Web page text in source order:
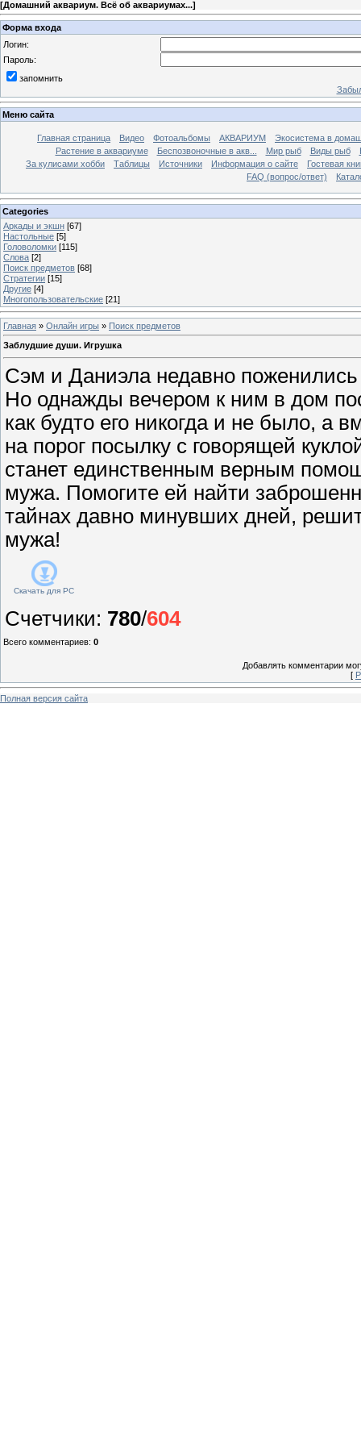
[Домашний аквариум. Всё об аквариумах...]
Форма входа
Логин:
Пароль:
запомнить
Меню сайта
Главная страница Видео Фотоальбомы АКВАРИУМ
Экосистема в
Растение в аквариуме
Беспозвоночные в акв... Мир рыб Виды рыб
За кулисами хобби
Таблицы Источники Информация о сайте
Гостевая
FAQ (вопрос/ответ)
Categories
Аркады и экшн [67]
Настольные [5]
Головоломки [115]
Слова [2]
Поиск предметов [68]
Стратегии [15]
Другие [4]
Многопользовательские [21]
Главная » Онлайн игры » Поиск предметов
Заблудшие души. Игрушка
Сэм и Даниэла недавно
Но однажды вечером к ним в дом
как будто его никогда и не было, а
на порог посылку с говорящей
станет единственным верным
мужа. Помогите ей найти
тайнах давно минувших дней,
мужа!
Скачать для PC
Счетчики: 780/604
Всего комментариев: 0
Добавлять комментарии
[
Полная версия сайта